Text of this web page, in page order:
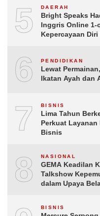
5 DAERAH
Bright Speaks
Inggris Online
Kepercayaan Diri
6 PENDIDIKAN
Lewat
Ikatan Ayah dan
7 BISNIS
Lima Tahun
Perkuat
Bisnis
8 NASIONAL
GEMA Keadilan
Talkshow
dalam Upaya
BISNIS